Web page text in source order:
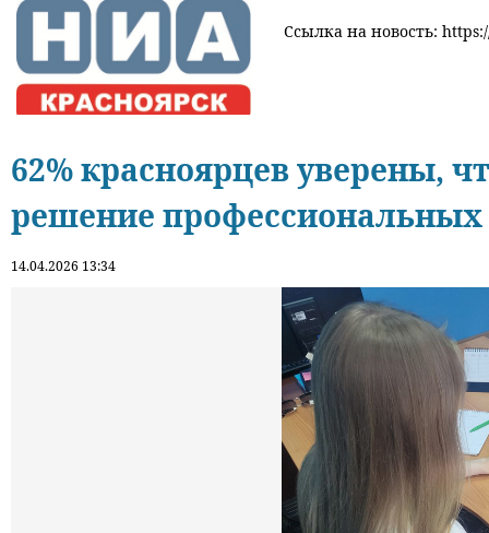
Ссылка на новость:
62% красноярцев уверены,
решение профессиональных
14.04.2026 13:34